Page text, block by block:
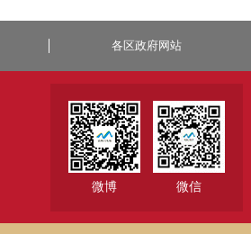
各区政府网站
微博 微信